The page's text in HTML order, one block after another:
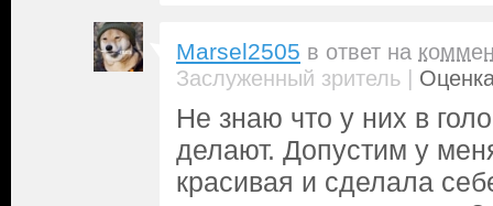
Marsel2505 в ответ на
Заслуженный зритель |
Не знаю что у них в
делают. Допустим у
красивая и сделала